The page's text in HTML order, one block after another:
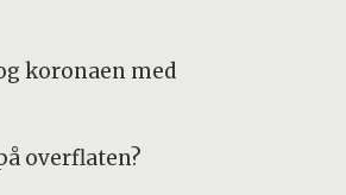
koronaen med
overflaten?